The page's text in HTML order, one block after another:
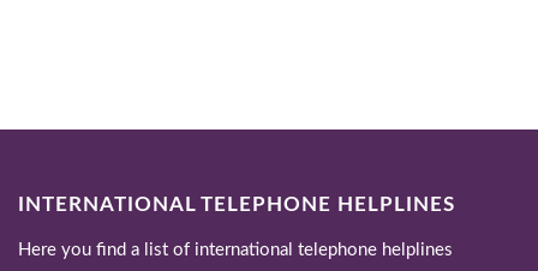
INTERNATIONAL TELEPHONE HELPLINES
Here you find a list of international telephone helplines